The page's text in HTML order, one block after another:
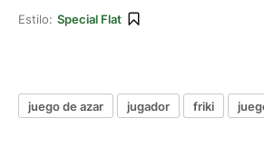
Estilo: Special Flat
juego de azar jugador friki